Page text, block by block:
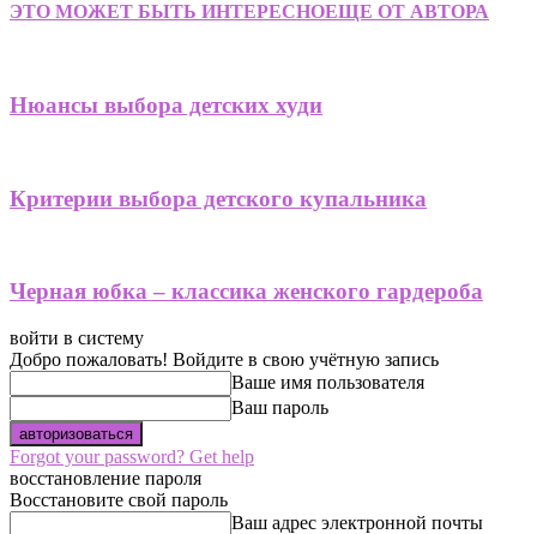
ЭТО МОЖЕТ БЫТЬ ИНТЕРЕСНОЕЩЕ ОТ АВТОРА
Нюансы выбора детских худи
Критерии выбора детского купальника
Черная юбка – классика женского гардероба
войти в систему
Добро пожаловать! Войдите в свою учётную запись
Ваше имя пользователя
Ваш пароль
Forgot your password? Get help
восстановление пароля
Восстановите свой пароль
Ваш адрес электронной почты